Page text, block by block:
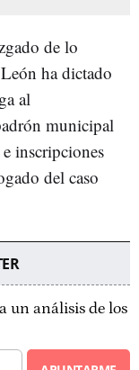
de lo
ha dictado
al
municipal
inscripciones
del caso
un análisis de los